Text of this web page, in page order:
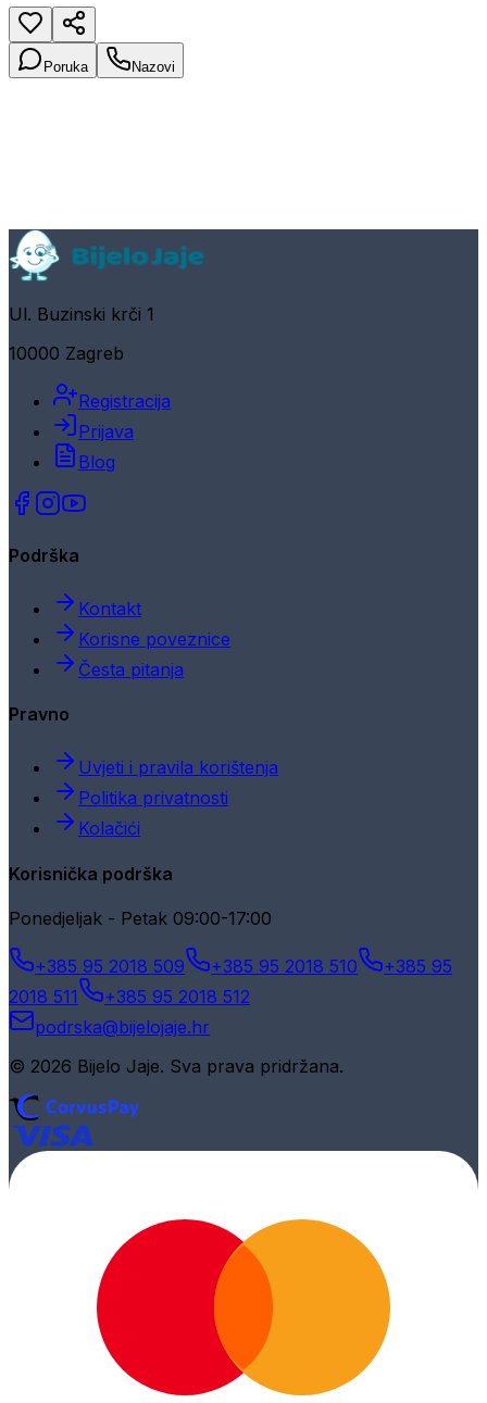
Poruka Nazovi
Ul. Buzinski krči 1
10000 Zagreb
Registracija
Prijava
Blog
Podrška
Kontakt
Korisne poveznice
Česta pitanja
Pravno
Uvjeti i pravila korištenja
Politika privatnosti
Kolačići
Korisnička podrška
Ponedjeljak - Petak 09:00-17:00
+385 95 2018 509 +385 95 2018 510
+385 95
2018 511
+385 95 2018 512
podrska@bijelojaje.hr
© 2026 Bijelo Jaje. Sva prava pridržana.